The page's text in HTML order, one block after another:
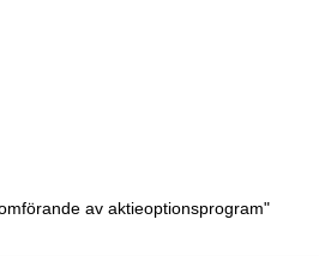
av aktieoptionsprogram"